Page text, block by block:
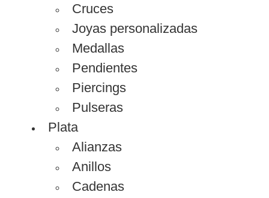
Cruces
Joyas personalizadas
Medallas
Pendientes
Piercings
Pulseras
Plata
Alianzas
Anillos
Cadenas